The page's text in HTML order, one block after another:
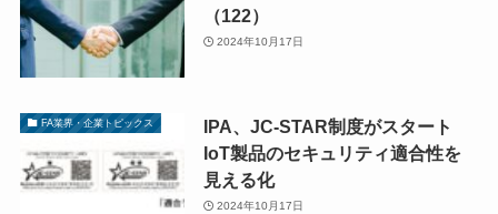
（122）
2024年10月17日
FA業界・企業トピックス
IPA、JC-STAR制度がスタート
IoT製品のセキュリティ適合性を
見える化
2024年10月17日